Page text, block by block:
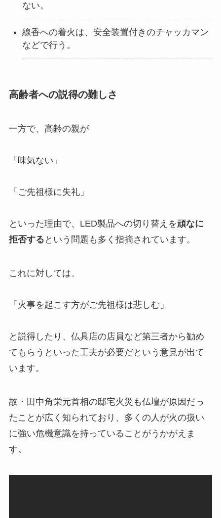
ない。
線香への着火は、安全装置付きのチャッカマン
などで行う。
高齢者への説得の難しさ
一方で、高齢の親が
「味気ない」
「ご先祖様に失礼」
といった理由で、LED製品への切り替えを頑なに
拒否する という問題も多く指摘されています。
これに対しては、
「火事を起こす方がご先祖様は悲しむ」
と説得したり、仏具店の店員など第三者から勧め
てもらうといった工夫が必要だという意見が出て
います。
故・田中角栄元首相の邸宅火災も仏壇が原因だっ
たことが広く知られており、多くの人が火の扱い
に強い危機意識を持っていることがうかがえま
す。